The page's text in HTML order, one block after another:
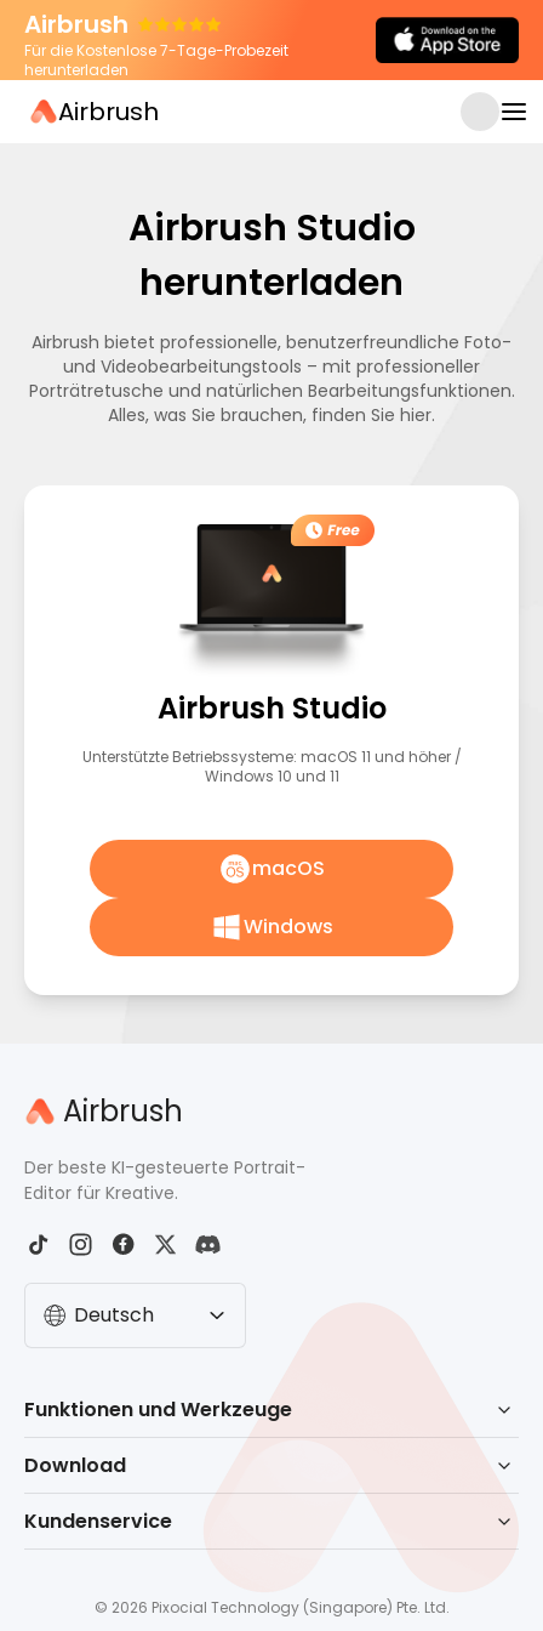
Airbrush
Für die Kostenlose 7-Tage-Probezeit
herunterladen
Airbrush
Airbrush Studio
herunterladen
Airbrush bietet professionelle, benutzerfreundliche Foto-
und Videobearbeitungstools – mit professioneller
Porträtretusche und natürlichen Bearbeitungsfunktionen.
Alles, was Sie brauchen, finden Sie hier.
Airbrush Studio
Unterstützte Betriebssysteme: macOS 11 und höher /
Windows 10 und 11
macOS
Windows
Airbrush
Der beste KI-gesteuerte Portrait-
Editor für Kreative.
Deutsch
Funktionen und Werkzeuge
Radierer
Hintergrund erntfernen
Gesichts-Editor
Download
Herunterladen für Windows
Herunterladen für macOS
Kundenservice
Kontaktieren Sie uns
© 2026 Pixocial Technology (Singapore) Pte. Ltd.